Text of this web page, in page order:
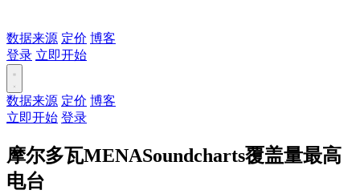
数据来源 定价 博客
登录 立即开始
数据来源 定价 博客
立即开始 登录
摩尔多瓦MENASoundcharts覆盖量最高
电台